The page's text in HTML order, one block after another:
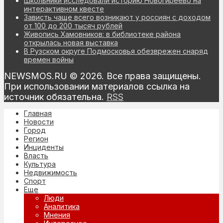
интерактивном квесте
Зависть чаще всего возникают у россиян с доходом
от 100 до 200 тысяч рублей
Живопись Хамовников: в библиотеке района
открылась новая выставка
В Рузском округе Подмосковья обезврежен снаряд
времен войны
NEWSMOS.RU © 2026. Все права защищены.
При использовании материалов ссылка на
источник обязательна. RSS
Главная
Новости
Город
Регион
Инциденты
Власть
Культура
Недвижимость
Спорт
Еще
Люди
Аналитика
Мнения